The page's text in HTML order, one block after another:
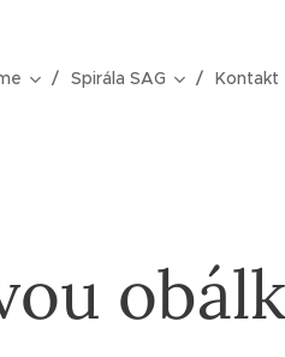
Spirála SAG Kontakt